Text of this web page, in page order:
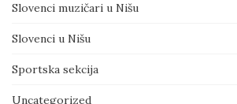
Slovenci muzičari u Nišu
Slovenci u Nišu
Sportska sekcija
Uncategorized